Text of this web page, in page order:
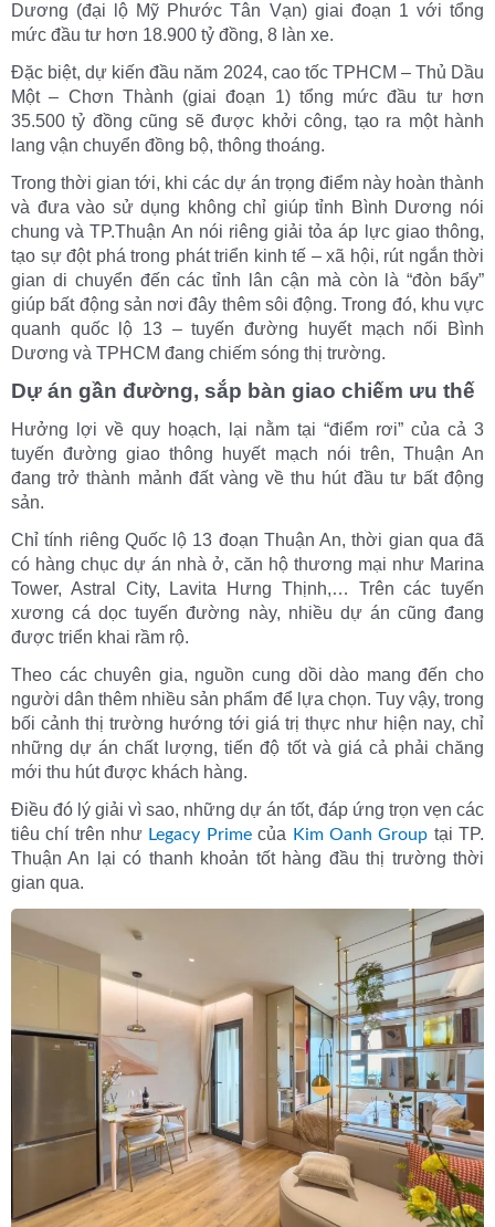
Dương (đại lộ Mỹ Phước Tân Vạn) giai đoạn 1 với tổng
mức đầu tư hơn 18.900 tỷ đồng, 8 làn xe.
Đặc biệt, dự kiến đầu năm 2024, cao tốc TPHCM – Thủ Dầu
Một – Chơn Thành (giai đoạn 1) tổng mức đầu tư hơn
35.500 tỷ đồng cũng sẽ được khởi công, tạo ra một hành
lang vận chuyển đồng bộ, thông thoáng.
Trong thời gian tới, khi các dự án trọng điểm này hoàn thành
và đưa vào sử dụng không chỉ giúp tỉnh Bình Dương nói
chung và TP.Thuận An nói riêng giải tỏa áp lực giao thông,
tạo sự đột phá trong phát triển kinh tế – xã hội, rút ngắn thời
gian di chuyển đến các tỉnh lân cận mà còn là “đòn bẩy”
giúp bất động sản nơi đây thêm sôi động. Trong đó, khu vực
quanh quốc lộ 13 – tuyến đường huyết mạch nối Bình
Dương và TPHCM đang chiếm sóng thị trường.
Dự án gần đường, sắp bàn giao chiếm ưu thế
Hưởng lợi về quy hoạch, lại nằm tại “điểm rơi” của cả 3
tuyến đường giao thông huyết mạch nói trên, Thuận An
đang trở thành mảnh đất vàng về thu hút đầu tư bất động
sản.
Chỉ tính riêng Quốc lộ 13 đoạn Thuận An, thời gian qua đã
có hàng chục dự án nhà ở, căn hộ thương mại như Marina
Tower, Astral City, Lavita Hưng Thịnh,… Trên các tuyến
xương cá dọc tuyến đường này, nhiều dự án cũng đang
được triển khai rầm rộ.
Theo các chuyên gia, nguồn cung dồi dào mang đến cho
người dân thêm nhiều sản phẩm để lựa chọn. Tuy vậy, trong
bối cảnh thị trường hướng tới giá trị thực như hiện nay, chỉ
những dự án chất lượng, tiến độ tốt và giá cả phải chăng
mới thu hút được khách hàng.
Điều đó lý giải vì sao, những dự án tốt, đáp ứng trọn vẹn các
tiêu chí trên như Legacy Primecủa Kim Oanh Group tại TP.
Thuận An lại có thanh khoản tốt hàng đầu thị trường thời
gian qua.